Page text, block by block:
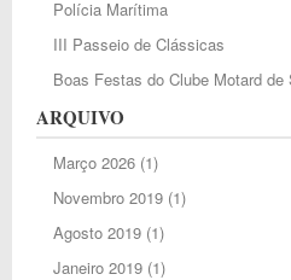
Polícia Marítima
III Passeio de Clássicas
Boas Festas do Clube Motard de
ARQUIVO
Março 2026(1)
Novembro 2019(1)
Agosto 2019(1)
Janeiro 2019(1)